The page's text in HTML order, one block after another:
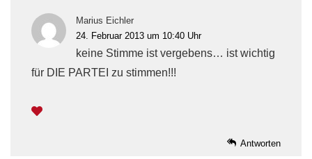
Marius Eichler
24. Februar 2013 um 10:40 Uhr
keine Stimme ist vergebens… ist wichtig
für DIE PARTEI zu stimmen!!!
Antworten